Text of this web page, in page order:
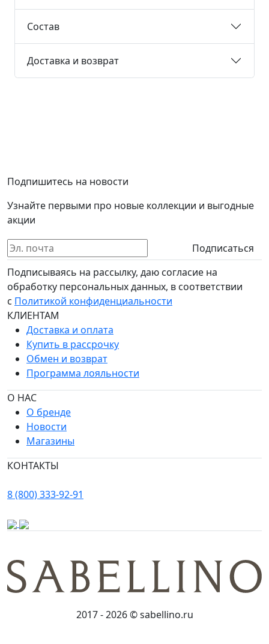
Состав
Доставка и возврат
Подпишитесь на новости
Узнайте первыми про новые коллекции и выгодные
акции
Подписаться
Подписываясь на рассылку, даю согласие на
обработку персональных данных, в соответствии
с Политикой конфиденциальности
КЛИЕНТАМ
Доставка и оплата
Купить в рассрочку
Обмен и возврат
Программа лояльности
О НАС
О бренде
Новости
Магазины
КОНТАКТЫ
8 (800) 333-92-91
2017 - 2026 © sabellino.ru